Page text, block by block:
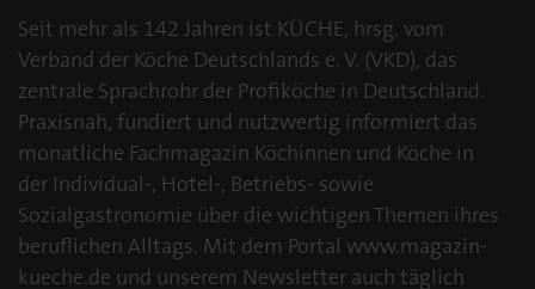
Seit mehr als 142 Jahren ist KÜCHE, hrsg. vom
Verband der Köche Deutschlands e. V. (VKD), das
zentrale Sprachrohr der Profiköche in Deutschland.
Praxisnah, fundiert und nutzwertig informiert das
monatliche Fachmagazin Köchinnen und Köche in
der Individual-, Hotel-, Betriebs- sowie
Sozialgastronomie über die wichtigen Themen ihres
beruflichen Alltags. Mit dem Portal www.magazin-
kueche.de und unserem Newsletter auch täglich